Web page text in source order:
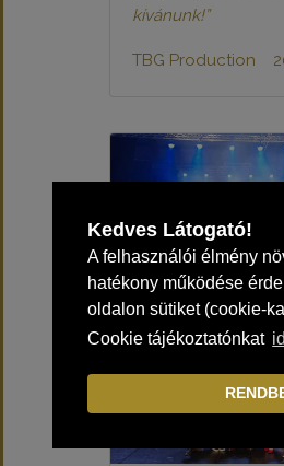
Kedves Látogató!
A felhasználói élmény
hatékony működése
oldalon sütiket (cookie-
Cookie tájékoztatónkat
kívánunk!”
TBG Production